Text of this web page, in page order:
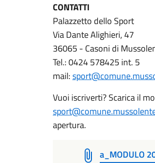
CONTATTI
Palazzetto dello Sport
Via Dante Alighieri, 47
36065 - Casoni di
Tel.: 0424 578425 int. 5
mail:
Vuoi iscriverti? Scarica il
apertura.
a_MODULO